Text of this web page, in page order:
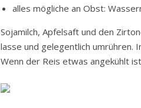
alles mögliche an Obst:
Sojamilch, Apfelsaft und den
lasse und gelegentlich umrühren.
Wenn der Reis etwas angekühlt